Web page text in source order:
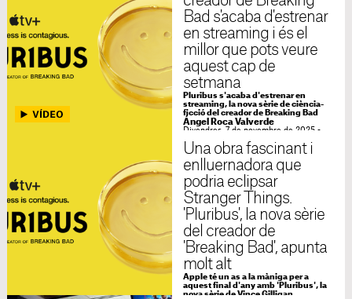
Bad s'acaba d'estrenar
en streaming i és el
millor que pots veure
aquest cap de
setmana
Pluribus s'acaba d'estrenar en
streaming, la nova sèrie de ciència-
ficció del creador de Breaking Bad
Ángel Roca Valverde
Divendres, 7 de novembre de 2025 -
Una obra fascinant i
enlluernadora que
podria eclipsar
Stranger Things.
'Pluribus', la nova sèrie
del creador de
'Breaking Bad', apunta
molt alt
Apple té un as a la màniga per a
aquest final d'any amb 'Pluribus', la
nova sèrie de Vince Gilligan